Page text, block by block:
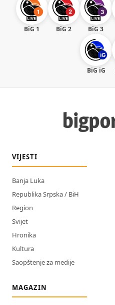
BiG 1 BiG 2 BiG 3
BiG iG
VIJESTI
Banja Luka
Republika Srpska / BiH
Region
Svijet
Hronika
Kultura
Saopštenje za medije
MAGAZIN